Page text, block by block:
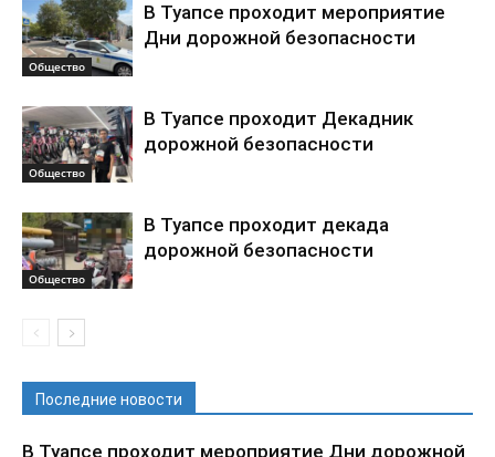
Общество
В Туапсе проходит мероприятие
Дни дорожной безопасности
Общество
В Туапсе проходит Декадник
дорожной безопасности
Общество
В Туапсе проходит декада
дорожной безопасности
Последние новости
В Туапсе проходит мероприятие Дни дорожной